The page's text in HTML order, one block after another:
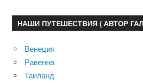
НАШИ ПУТЕШЕСТВИЯ ( АВТОР
Венеция
Равенна
Таиланд